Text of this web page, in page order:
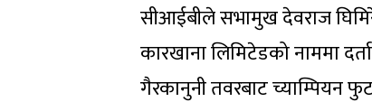
सीआईबीले सभामुख देवराज
कारखाना लिमिटेडको नाममा
गैरकानुनी तवरबाट च्याम्पियन